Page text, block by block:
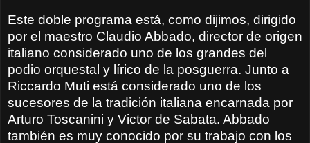
Este doble programa está, como dijimos, dirigido
por el maestro Claudio Abbado, director de origen
italiano considerado uno de los grandes del
podio orquestal y lírico de la posguerra. Junto a
Riccardo Muti está considerado uno de los
sucesores de la tradición italiana encarnada por
Arturo Toscanini y Victor de Sabata. Abbado
también es muy conocido por su trabajo con los